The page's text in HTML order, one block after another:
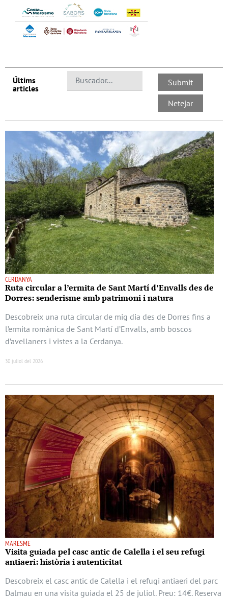
Últims
artícles
CERDANYA
Ruta circular a l’ermita de Sant Martí d’Envalls des de
Dorres: senderisme amb patrimoni i natura
Descobreix una ruta circular de mig dia des de Dorres fins a
l’ermita romànica de Sant Martí d’Envalls, amb boscos
d’avellaners i vistes a la Cerdanya.
30 juliol del 2026
MARESME
Visita guiada pel casc antic de Calella i el seu refugi
antiaeri: història i autenticitat
Descobreix el casc antic de Calella i el refugi antiaeri del parc
Dalmau en una visita guiada el 25 de juliol. Preu: 14€. Reserva